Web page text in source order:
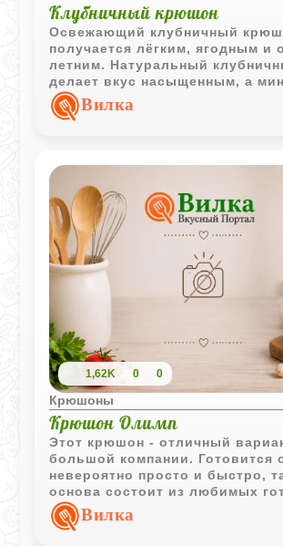
Клубничный крюшон
Освежающий клубничный
получается лёгким, ягодным и
летним. Натуральный
делает вкус насыщенным, а
вода добавляет напитку
свежесть и лёгкую игристость.
Вилка
1,62K 0 0
Крюшоны
Крюшон Олимп
Этот крюшон - отличный
большой компании. Готовится
невероятно просто и быстро,
основа состоит из любимых
компотов, вина и лимонада.
легкий, в меру сладкий и очень
Вилка